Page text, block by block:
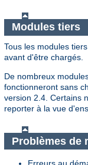
Modules tiers
Tous les modules
avant d'être chargés.
De nombreux
fonctionneront sans
version 2.4. Certains
reporter à la vue
Problèmes de